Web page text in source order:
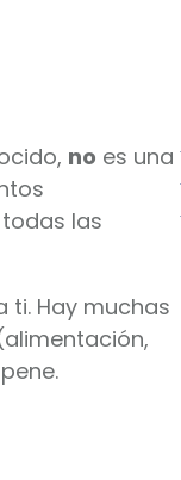
no es una
las
Hay muchas